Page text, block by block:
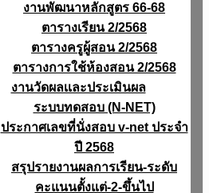
งานพัฒนาหลักสูตร 66-68
ตารางเรียน 2/2568
ตารางครูผู้สอน 2/2568
ตารางการใช้ห้องสอน 2/2568
งานวัดผลเเละประเมินผล
ระบบทดสอบ (N-NET)
ประกาศเลขที่นั่งสอบ v-net ประจำ
ปี 2568
สรุปรายงานผลการเรียน-ระดับ
คะแนนตั้งแต่-2-ขึ้นไป